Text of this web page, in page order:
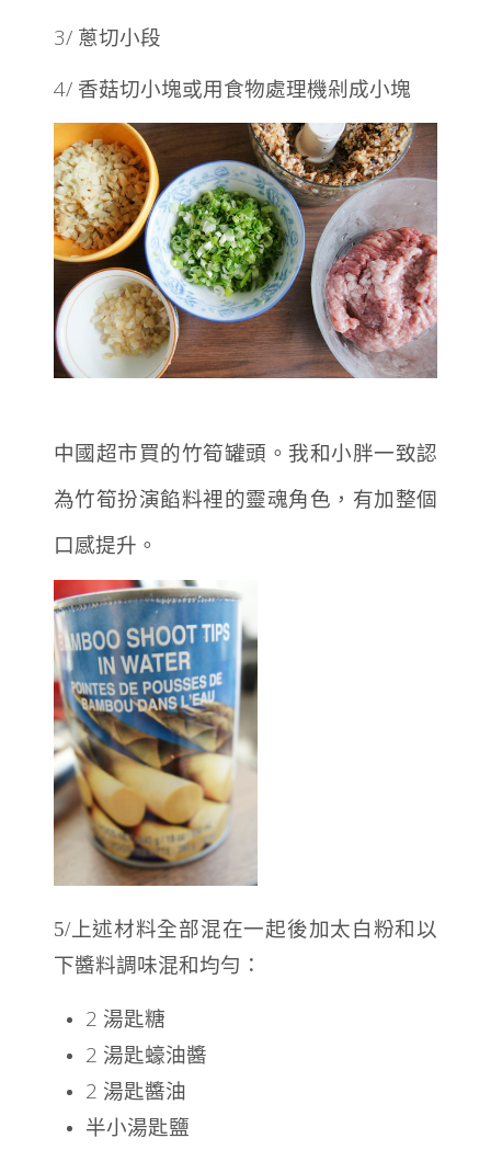
3/ 蔥切小段
4/ 香菇切小塊或用食物處理機剁成小塊
中國超市買的竹筍罐頭。我和小胖一致認
為竹筍扮演餡料裡的靈魂角色，有加整個
口感提升。
5/上述材料全部混在一起後加太白粉和以
下醬料調味混和均勻：
2 湯匙糖
2 湯匙蠔油醬
2 湯匙醬油
半小湯匙鹽